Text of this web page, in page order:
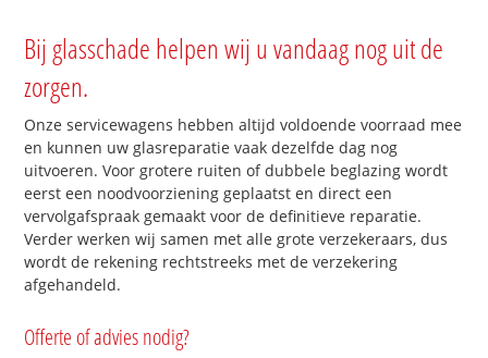
Bij glasschade helpen wij u vandaag nog uit de
zorgen.
Onze servicewagens hebben altijd voldoende voorraad mee
en kunnen uw glasreparatie vaak dezelfde dag nog
uitvoeren. Voor grotere ruiten of dubbele beglazing wordt
eerst een noodvoorziening geplaatst en direct een
vervolgafspraak gemaakt voor de definitieve reparatie.
Verder werken wij samen met alle grote verzekeraars, dus
wordt de rekening rechtstreeks met de verzekering
afgehandeld.
Offerte of advies nodig?